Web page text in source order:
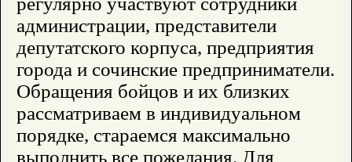
администрации, представители
депутатского корпуса, предприятия
города и сочинские предприниматели.
Обращения бойцов и их близких
рассматриваем в индивидуальном
порядке, стараемся максимально
выполнить все пожелания. Для